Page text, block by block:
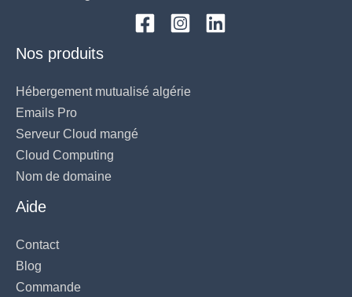
Nos produits
Hébergement mutualisé algérie
Emails Pro
Serveur Cloud mangé
Cloud Computing
Nom de domaine
Aide
Contact
Blog
Commande